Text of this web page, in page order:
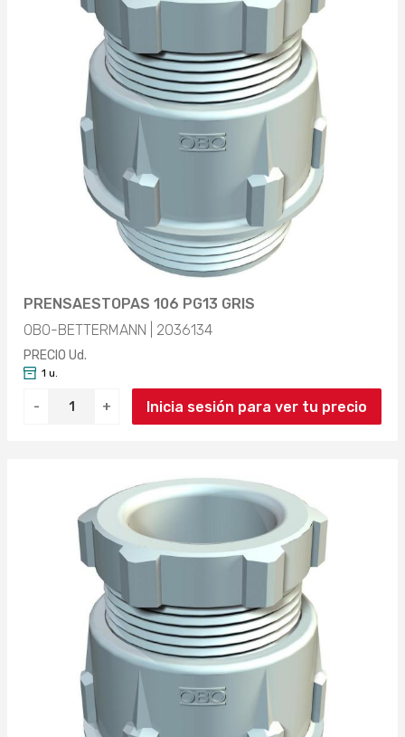
PRENSAESTOPAS 106 PG13 GRIS
OBO-BETTERMANN | 2036134
PRECIO Ud.
- +
1 u.
Inicia sesión para ver tu precio